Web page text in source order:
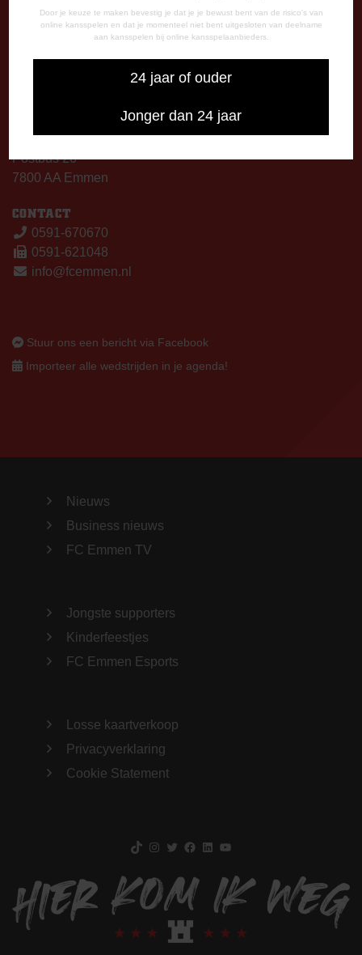
Door je keuze te maken bevestig je dat je je bewust bent van de risico's van
online kansspelen en dat je momenteel niet bent uitgesloten van deelname
aan kansspelen bij online kansspelaanbieders.
24 jaar of ouder
Jonger dan 24 jaar
13:00 - 17:00 uur
CORRESPONDENTIE-ADRES
Postbus 26
7800 AA Emmen
CONTACT
0591-670670
0591-621048
info@fcemmen.nl
Stuur ons een bericht via Facebook
Importeer alle wedstrijden in je agenda!
Nieuws
Business nieuws
FC Emmen TV
Jongste supporters
Kinderfeestjes
FC Emmen Esports
Losse kaartverkoop
Privacyverklaring
Cookie Statement